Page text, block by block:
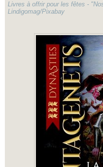
Livres à offrir pour les fêtes -
Lindigomag/Pixabay